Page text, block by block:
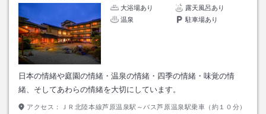
大浴場あり
露天風呂あり
温泉
駐車場あり
日本の情緒や庭園の情緒・温泉の情緒・四季の情緒・味覚の情
緒、そしてあわらの情緒を大切にしています。
アクセス：
ＪＲ北陸本線芦原温泉駅～バス芦原温泉駅乗車（約１０分）